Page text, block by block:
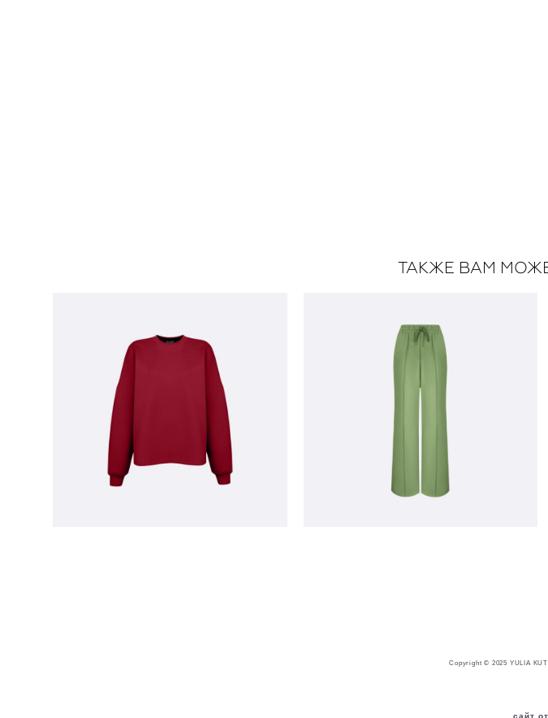
ТАКЖЕ ВАМ
толстовка SYNERGY
роскошный рубин
брюки SYNERGY дерзкая
фисташка
18 600 pуб.
Copyright © 2025 YULIA
сайт